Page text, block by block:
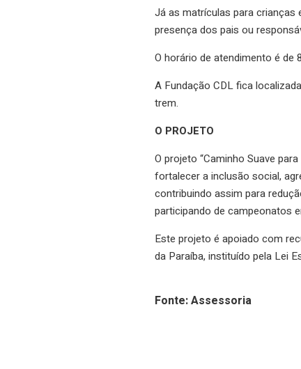
Já as matrículas para crianças
presença dos pais ou
O horário de atendimento é de
A Fundação CDL fica
trem.
O PROJETO
O projeto “Caminho Suave
fortalecer a inclusão social,
contribuindo assim para
participando de campeonatos
Este projeto é apoiado com
da Paraíba, instituído pela Lei
Fonte: Assessoria